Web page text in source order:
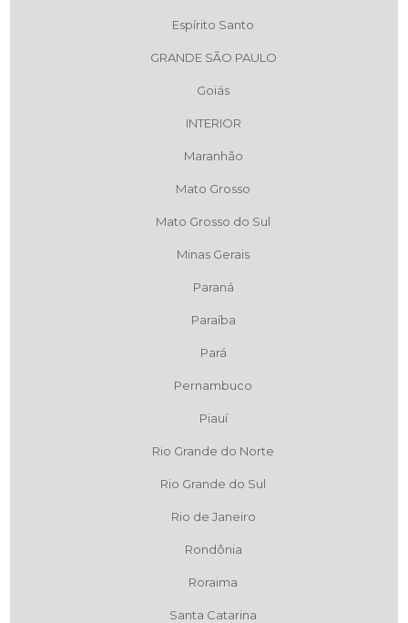
Espírito Santo
GRANDE SÃO PAULO
Goiás
INTERIOR
Maranhão
Mato Grosso
Mato Grosso do Sul
Minas Gerais
Paraná
Paraíba
Pará
Pernambuco
Piauí
Rio Grande do Norte
Rio Grande do Sul
Rio de Janeiro
Rondônia
Roraima
Santa Catarina